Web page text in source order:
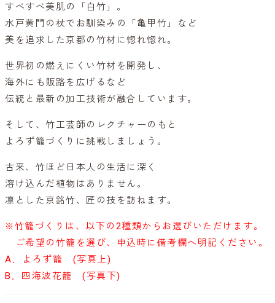
すべすべ美肌の「白竹」。
水戸黄門の杖でお馴染みの「亀甲竹」など
美を追求した京都の竹材に惚れ惚れ。
世界初の燃えにくい竹材を開発し、
海外にも販路を広げるなど
伝統と最新の加工技術が融合しています。
そして、竹工芸師のレクチャーのもと
よろず籠づくりに挑戦しましょう。
古来、竹ほど日本人の生活に深く
溶け込んだ植物はありません。
凛とした京銘竹、匠の技を訪ねます。
※竹籠づくりは、以下の2種類からお選びいただけます。
ご希望の竹籠を選び、申込時に備考欄へ明記ください。
A．よろず籠 (写真上)
B．四海波花籠 (写真下)